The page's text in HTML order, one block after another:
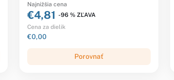
Najnižšia cena
€4,81 -96 % ZĽAVA
Cena za dielik
€0,00
Porovnať